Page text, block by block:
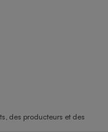
des producteurs et des